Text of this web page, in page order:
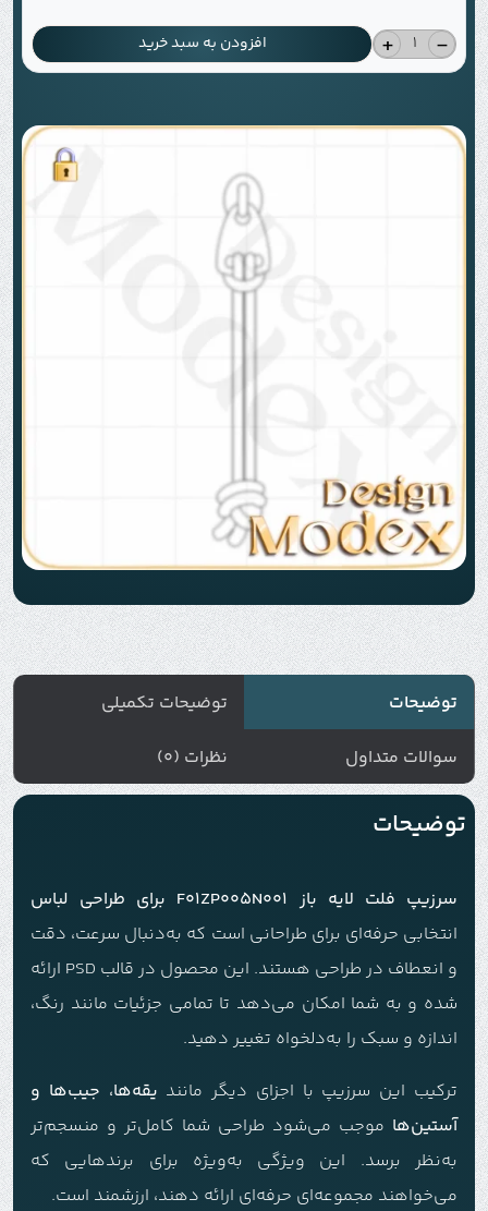
-
+ افزودن به سبد خرید
توضیحات
توضیحات تکمیلی
سوالات متداول
نظرات (0)
توضیحات
سرزیپ فلت لایه باز F01ZP005N001 برای طراحی لباس
انتخابی حرفه‌ای برای طراحانی است که به‌دنبال سرعت، دقت
و انعطاف در طراحی هستند. این محصول در قالب PSD ارائه
شده و به شما امکان می‌دهد تا تمامی جزئیات مانند رنگ،
اندازه و سبک را به‌دلخواه تغییر دهید.
ترکیب این سرزیپ با اجزای دیگر مانند یقه‌ها، جیب‌ها و
آستین‌ها موجب می‌شود طراحی شما کامل‌تر و منسجم‌تر
به‌نظر برسد. این ویژگی به‌ویژه برای برندهایی که
می‌خواهند مجموعه‌ای حرفه‌ای ارائه دهند، ارزشمند است.